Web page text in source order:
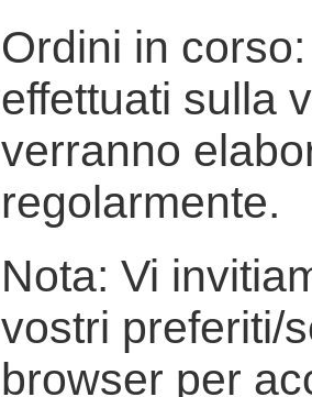
Ordini in
effettuati sulla
verranno
regolarmente.
Nota: Vi
vostri preferiti/
browser per